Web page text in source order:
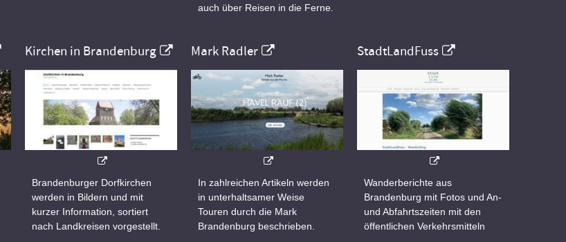
auch über Reisen in die Ferne.
Kirchen in Brandenburg
Brandenburger Dorfkirchen
werden in Bildern und mit
kurzer Information, sortiert
nach Landkreisen vorgestellt.
Mark Radler
In zahlreichen Artikeln werden
in unterhaltsamer Weise
Touren durch die Mark
Brandenburg beschrieben.
StadtLandFuss
Wanderberichte aus
Brandenburg mit Fotos und An-
und Abfahrtszeiten mit den
öffentlichen Verkehrsmitteln